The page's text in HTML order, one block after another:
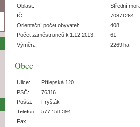
Oblast:
Střední
IČ:
70871264
Orientační počet obyvatel:
408
Počet zaměstnanců k 1.12.2013:
61
Výměra:
2269 ha
Obec
Ulice:
Přílepská 120
PSČ:
76316
Pošta:
Fryšták
Telefon:
577 158 394
Fax: